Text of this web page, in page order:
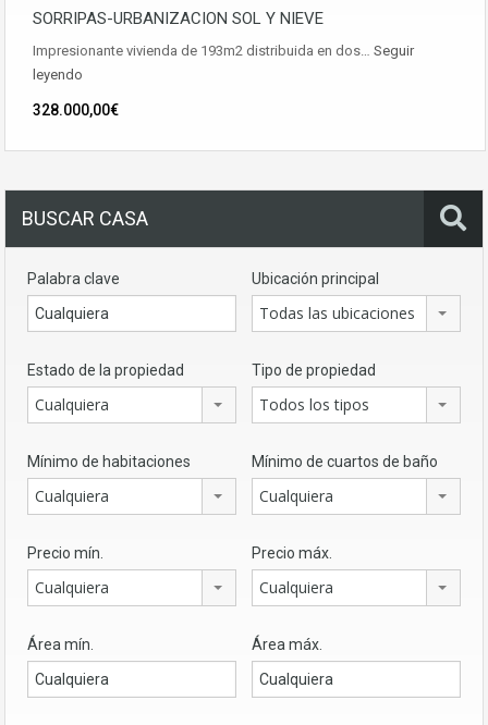
SORRIPAS-URBANIZACION SOL Y NIEVE
Impresionante vivienda de 193m2 distribuida en dos… Seguir
leyendo
328.000,00€
BUSCAR CASA
Palabra clave Ubicación principal
Todas las ubicaciones
Estado de la propiedad
Cualquiera
Tipo de propiedad
Todos los tipos
Mínimo de habitaciones
Cualquiera
Mínimo de cuartos de baño
Cualquiera
Precio mín.
Cualquiera
Precio máx.
Cualquiera
Área mín. Área máx.